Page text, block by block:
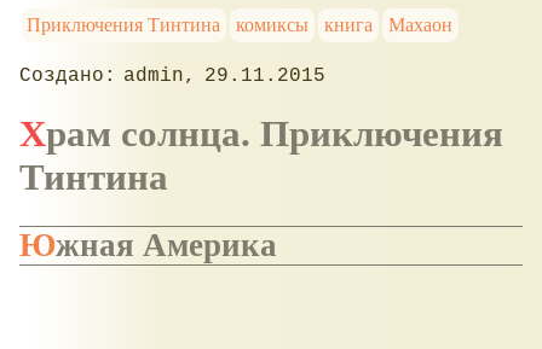
Приключения Тинтина
комиксы книга Махаон
admin 29.11.2015
Храм солнца. Приключения
Тинтина
Южная Америка